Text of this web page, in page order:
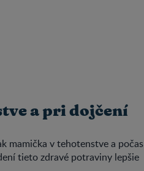
a pri dojčení
mamička v tehotenstve a počas
tieto zdravé potraviny lepšie